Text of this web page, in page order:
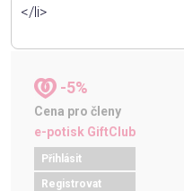
-5%
Cena pro členy
e-potisk GiftClub
Přihlásit
Registrovat